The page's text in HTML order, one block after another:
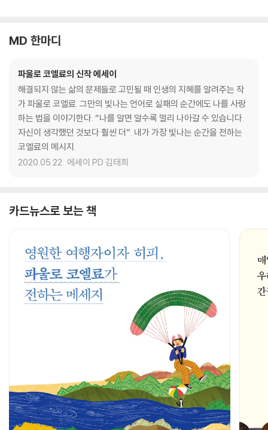
MD 한마디
파울로 코엘료의 신작 에세이
해결되지 않는 삶의 문제들로 고민될 때 인생의 지혜를 알려주는 작
가 파울로 코엘료. 그만의 빛나는 언어로 실패의 순간에도 나를 사랑
하는 법을 이야기한다. “나를 알면 알수록 멀리 나아갈 수 있습니다.
자신이 생각했던 것보다 훨씬 더”. 내가 가장 빛나는 순간을 전하는
코엘료의 메시지.
2020.05.22. 에세이 PD 김태희
카드뉴스로 보는 책